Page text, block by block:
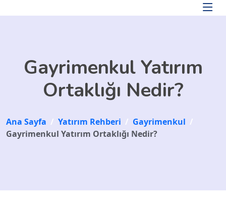
Gayrimenkul Yatırım
Ortaklığı Nedir?
Ana Sayfa / Yatırım Rehberi / Gayrimenkul /
Gayrimenkul Yatırım Ortaklığı Nedir?